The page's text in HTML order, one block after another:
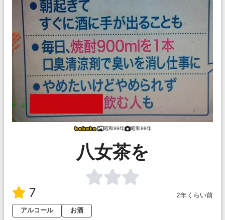
昭和99年 昭和99年
八女茶を
7
2年くらい前
アルコール
お酒